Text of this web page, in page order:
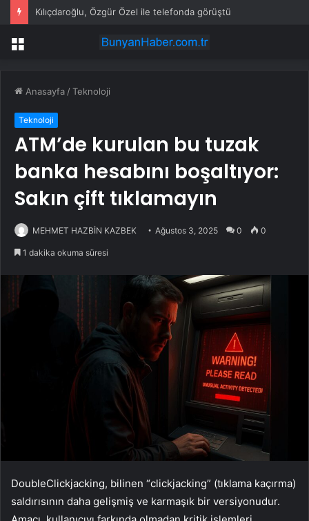
Kılıçdaroğlu, Özgür Özel ile telefonda görüştü
Menü
Anasayfa /Teknoloji
Teknoloji
ATM’de kurulan bu tuzak
banka hesabını boşaltıyor:
Sakın çift tıklamayın
MEHMET HAZBİN KAZBEK Ağustos 3, 2025 0 0
1 dakika okuma süresi
DoubleClickjacking, bilinen “clickjacking” (tıklama kaçırma)
saldırısının daha gelişmiş ve karmaşık bir versiyonudur.